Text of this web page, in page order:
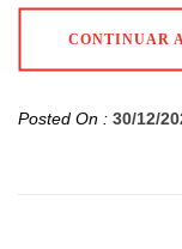
CONTINUAR
Posted On : 30/12/